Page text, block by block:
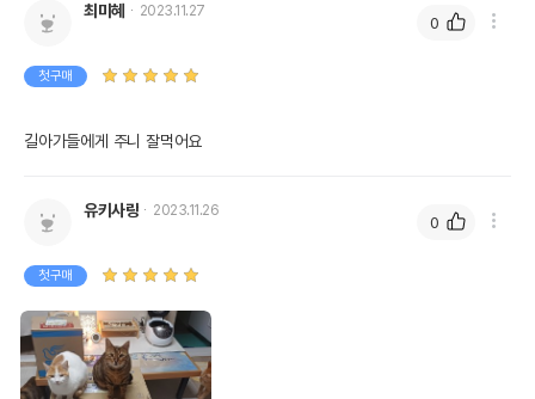
최미혜 2023.11.27
첫구매
길아가들에게 주니 잘먹어요
0
유키사랑 2023.11.26
첫구매
0